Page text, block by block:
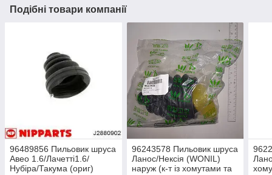
Подібні товари компанії
96489856 Пильовик шруса
Авео 1.6/Лачетті1.6/
Нубіра/Такума (ориг)
96243578 Пильовик шруса
Ланос/Нексія (WONIL)
наруж (к-т із хомутами та